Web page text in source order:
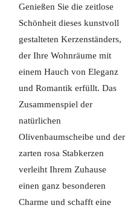
Genießen Sie die zeitlose
Schönheit dieses kunstvoll
gestalteten Kerzenständers,
der Ihre Wohnräume mit
einem Hauch von Eleganz
und Romantik erfüllt. Das
Zusammenspiel der
natürlichen
Olivenbaumscheibe und der
zarten rosa Stabkerzen
verleiht Ihrem Zuhause
einen ganz besonderen
Charme und schafft eine